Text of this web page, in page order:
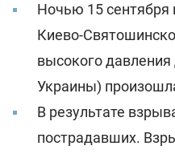
Ночью 15 сентября
Киево-
высокого
Украины)
В результате
пострадавших.